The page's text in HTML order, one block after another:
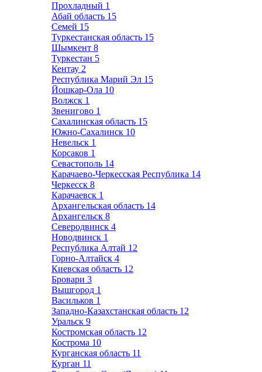
Прохладный 1
Абай область 15
Семей 15
Туркестанская область 15
Шымкент 8
Туркестан 5
Кентау 2
Республика Марий Эл 15
Йошкар-Ола 10
Волжск 1
Звенигово 1
Сахалинская область 15
Южно-Сахалинск 10
Невельск 1
Корсаков 1
Севастополь 14
Карачаево-Черкесская Республика 14
Черкесск 8
Карачаевск 1
Архангельская область 14
Архангельск 8
Северодвинск 4
Новодвинск 1
Республика Алтай 12
Горно-Алтайск 4
Киевская область 12
Бровари 3
Вышгород 1
Васильков 1
Западно-Казахстанская область 12
Уральск 9
Костромская область 12
Кострома 10
Курганская область 11
Курган 11